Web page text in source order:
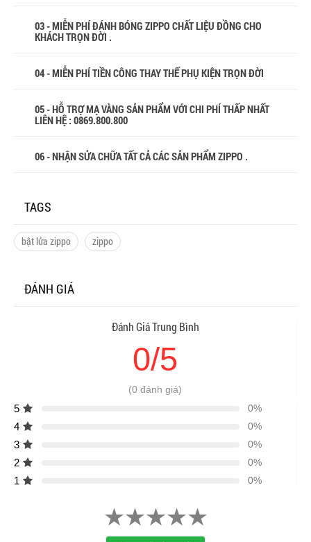
03 - MIỄN PHÍ ĐÁNH BÓNG ZIPPO CHẤT LIỆU ĐỒNG CHO
KHÁCH TRỌN ĐỜI .
04 - MIỄN PHÍ TIỀN CÔNG THAY THẾ PHỤ KIỆN TRỌN ĐỜI
05 - HỖ TRỢ MẠ VÀNG SẢN PHẨM VỚI CHI PHÍ THẤP NHẤT
LIÊN HỆ : 0869.800.800
06 - NHẬN SỬA CHỮA TẤT CẢ CÁC SẢN PHẨM ZIPPO .
TAGS
bật lửa zippo zippo
ĐÁNH GIÁ
Đánh Giá Trung Bình
0/5
(0 đánh giá)
5 0%
4 0%
3 0%
2 0%
1 0%